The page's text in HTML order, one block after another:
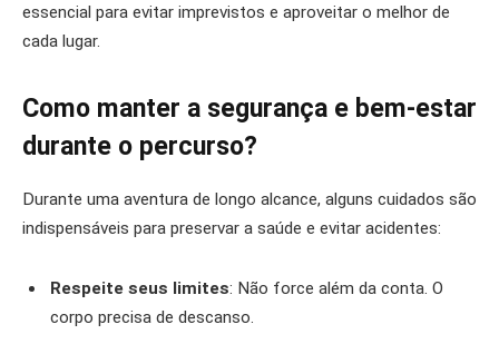
essencial para evitar imprevistos e aproveitar o melhor de
cada lugar.
Como manter a segurança e bem-estar
durante o percurso?
Durante uma aventura de longo alcance, alguns cuidados são
indispensáveis para preservar a saúde e evitar acidentes:
Respeite seus limites: Não force além da conta. O
corpo precisa de descanso.